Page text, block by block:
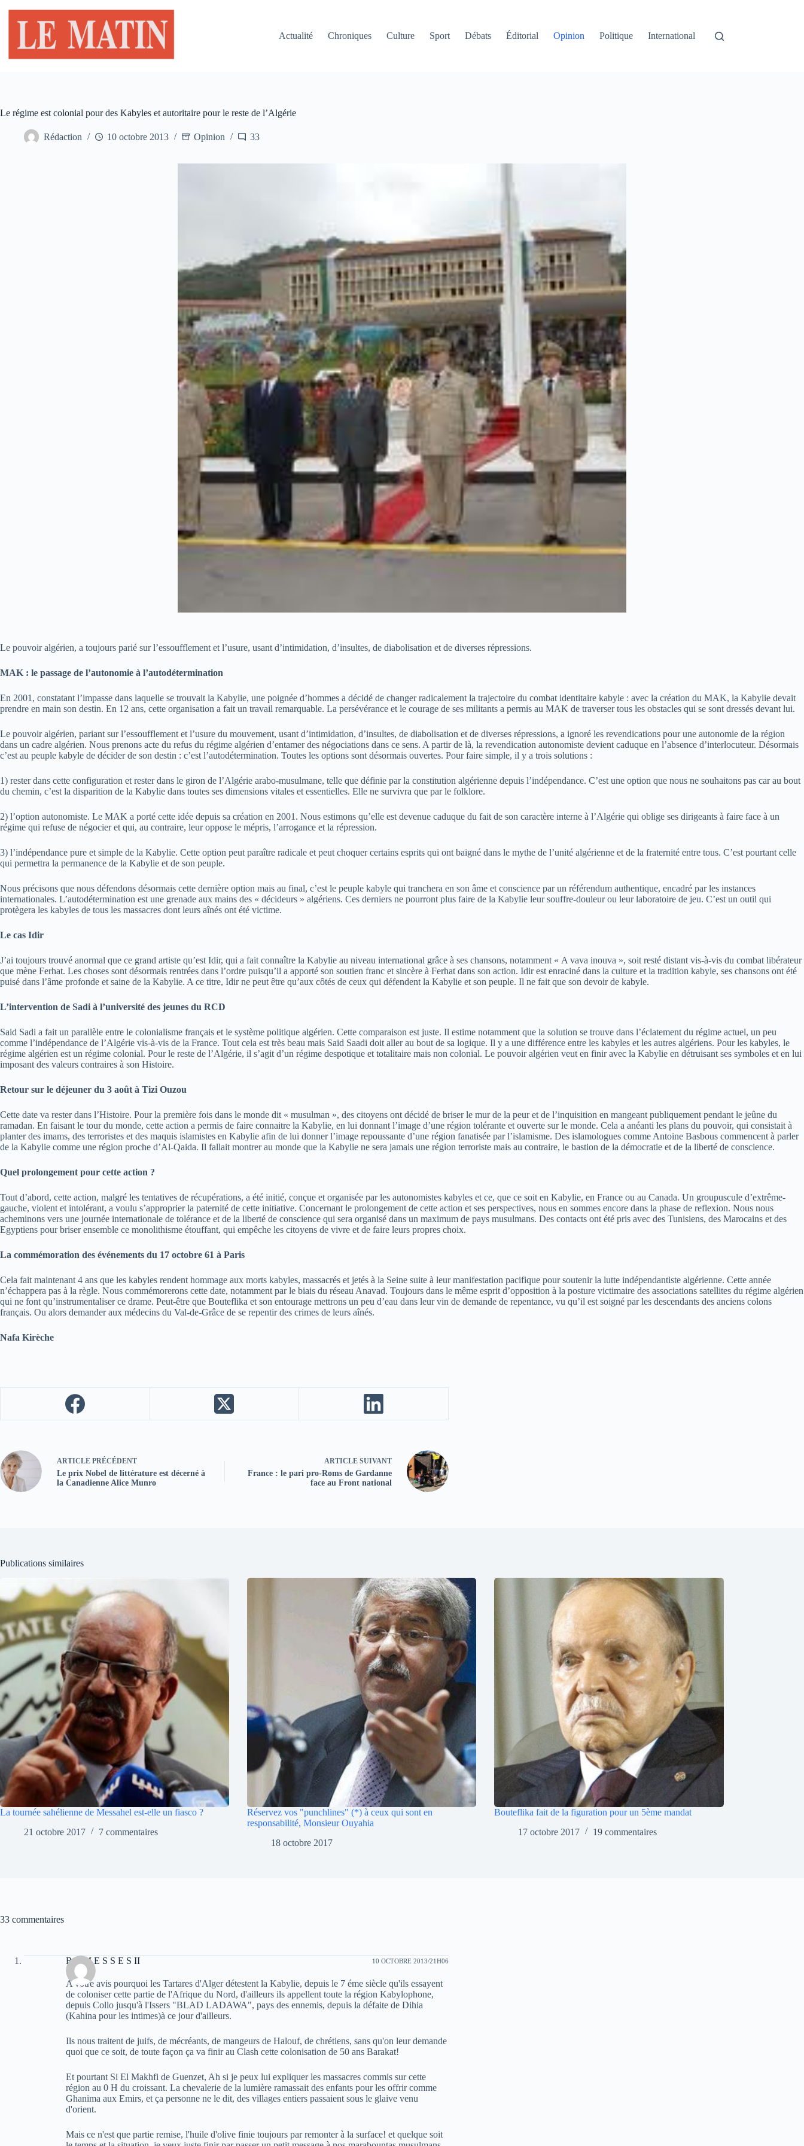
contenu
Actualité
Chroniques Culture Sport Débats Éditorial Opinion Politique International
Le régime est colonial pour des Kabyles et autoritaire pour le reste de l’Algérie
Rédaction 10 octobre 2013 Opinion 33
Le pouvoir algérien, a toujours parié sur l’essoufflement et l’usure, usant d’intimidation, d’insultes, de diabolisation et de diverses répressions.
MAK : le passage de l’autonomie à l’autodétermination
En 2001, constatant l’impasse dans laquelle se trouvait la Kabylie, une poignée d’hommes a décidé de changer radicalement la trajectoire du combat identitaire kabyle : avec la création du MAK, la Kabylie devait
prendre en main son destin. En 12 ans, cette organisation a fait un travail remarquable. La persévérance et le courage de ses militants a permis au MAK de traverser tous les obstacles qui se sont dressés devant lui.
Le pouvoir algérien, pariant sur l’essoufflement et l’usure du mouvement, usant d’intimidation, d’insultes, de diabolisation et de diverses répressions, a ignoré les revendications pour une autonomie de la région
dans un cadre algérien. Nous prenons acte du refus du régime algérien d’entamer des négociations dans ce sens. A partir de là, la revendication autonomiste devient caduque en l’absence d’interlocuteur. Désormais
c’est au peuple kabyle de décider de son destin : c’est l’autodétermination. Toutes les options sont désormais ouvertes. Pour faire simple, il y a trois solutions :
1) rester dans cette configuration et rester dans le giron de l’Algérie arabo-musulmane, telle que définie par la constitution algérienne depuis l’indépendance. C’est une option que nous ne souhaitons pas car au bout
du chemin, c’est la disparition de la Kabylie dans toutes ses dimensions vitales et essentielles. Elle ne survivra que par le folklore.
2) l’option autonomiste. Le MAK a porté cette idée depuis sa création en 2001. Nous estimons qu’elle est devenue caduque du fait de son caractère interne à l’Algérie qui oblige ses dirigeants à faire face à un
régime qui refuse de négocier et qui, au contraire, leur oppose le mépris, l’arrogance et la répression.
3) l’indépendance pure et simple de la Kabylie. Cette option peut paraître radicale et peut choquer certains esprits qui ont baigné dans le mythe de l’unité algérienne et de la fraternité entre tous. C’est pourtant celle
qui permettra la permanence de la Kabylie et de son peuple.
Nous précisons que nous défendons désormais cette dernière option mais au final, c’est le peuple kabyle qui tranchera en son âme et conscience par un référendum authentique, encadré par les instances
internationales. L’autodétermination est une grenade aux mains des « décideurs » algériens. Ces derniers ne pourront plus faire de la Kabylie leur souffre-douleur ou leur laboratoire de jeu. C’est un outil qui
protègera les kabyles de tous les massacres dont leurs aînés ont été victime.
Le cas Idir
J’ai toujours trouvé anormal que ce grand artiste qu’est Idir, qui a fait connaître la Kabylie au niveau international grâce à ses chansons, notamment « A vava inouva », soit resté distant vis-à-vis du combat libérateur
que mène Ferhat. Les choses sont désormais rentrées dans l’ordre puisqu’il a apporté son soutien franc et sincère à Ferhat dans son action. Idir est enraciné dans la culture et la tradition kabyle, ses chansons ont été
puisé dans l’âme profonde et saine de la Kabylie. A ce titre, Idir ne peut être qu’aux côtés de ceux qui défendent la Kabylie et son peuple. Il ne fait que son devoir de kabyle.
L’intervention de Sadi à l’université des jeunes du RCD
Said Sadi a fait un parallèle entre le colonialisme français et le système politique algérien. Cette comparaison est juste. Il estime notamment que la solution se trouve dans l’éclatement du régime actuel, un peu
comme l’indépendance de l’Algérie vis-à-vis de la France. Tout cela est très beau mais Said Saadi doit aller au bout de sa logique. Il y a une différence entre les kabyles et les autres algériens. Pour les kabyles, le
régime algérien est un régime colonial. Pour le reste de l’Algérie, il s’agit d’un régime despotique et totalitaire mais non colonial. Le pouvoir algérien veut en finir avec la Kabylie en détruisant ses symboles et en lui
imposant des valeurs contraires à son Histoire.
Retour sur le déjeuner du 3 août à Tizi Ouzou
Cette date va rester dans l’Histoire. Pour la première fois dans le monde dit « musulman », des citoyens ont décidé de briser le mur de la peur et de l’inquisition en mangeant publiquement pendant le jeûne du
ramadan. En faisant le tour du monde, cette action a permis de faire connaitre la Kabylie, en lui donnant l’image d’une région tolérante et ouverte sur le monde. Cela a anéanti les plans du pouvoir, qui consistait à
planter des imams, des terroristes et des maquis islamistes en Kabylie afin de lui donner l’image repoussante d’une région fanatisée par l’islamisme. Des islamologues comme Antoine Basbous commencent à parler
de la Kabylie comme une région proche d’Al-Qaida. Il fallait montrer au monde que la Kabylie ne sera jamais une région terroriste mais au contraire, le bastion de la démocratie et de la liberté de conscience.
Quel prolongement pour cette action ?
Tout d’abord, cette action, malgré les tentatives de récupérations, a été initié, conçue et organisée par les autonomistes kabyles et ce, que ce soit en Kabylie, en France ou au Canada. Un groupuscule d’extrême-
gauche, violent et intolérant, a voulu s’approprier la paternité de cette initiative. Concernant le prolongement de cette action et ses perspectives, nous en sommes encore dans la phase de reflexion. Nous nous
acheminons vers une journée internationale de tolérance et de la liberté de conscience qui sera organisé dans un maximum de pays musulmans. Des contacts ont été pris avec des Tunisiens, des Marocains et des
Egyptiens pour briser ensemble ce monolithisme étouffant, qui empêche les citoyens de vivre et de faire leurs propres choix.
La commémoration des événements du 17 octobre 61 à Paris
Cela fait maintenant 4 ans que les kabyles rendent hommage aux morts kabyles, massacrés et jetés à la Seine suite à leur manifestation pacifique pour soutenir la lutte indépendantiste algérienne. Cette année
n’échappera pas à la règle. Nous commémorerons cette date, notamment par le biais du réseau Anavad. Toujours dans le même esprit d’opposition à la posture victimaire des associations satellites du régime algérien
qui ne font qu’instrumentaliser ce drame. Peut-être que Bouteflika et son entourage mettrons un peu d’eau dans leur vin de demande de repentance, vu qu’il est soigné par les descendants des anciens colons
français. Ou alors demander aux médecins du Val-de-Grâce de se repentir des crimes de leurs aînés.
Nafa Kirèche
ARTICLE PRÉCÉDENT
Le prix Nobel de littérature est décerné à
la Canadienne Alice Munro
ARTICLE SUIVANT
France : le pari pro-Roms de Gardanne
face au Front national
Publications similaires
La tournée sahélienne de Messahel est-elle un fiasco ?
21 octobre 2017
7 commentaires
Réservez vos "punchlines" (*) à ceux qui sont en
responsabilité, Monsieur Ouyahia
18 octobre 2017
Bouteflika fait de la figuration pour un 5ème mandat
17 octobre 2017
19 commentaires
33 commentaires
R A M E S S E S II 10 OCTOBRE 2013/21H06
A votre avis pourquoi les Tartares d'Alger détestent la Kabylie, depuis le 7 éme siècle qu'ils essayent
de coloniser cette partie de l'Afrique du Nord, d'ailleurs ils appellent toute la région Kabylophone,
depuis Collo jusqu'à l'Issers "BLAD LADAWA", pays des ennemis, depuis la défaite de Dihia
(Kahina pour les intimes)à ce jour d'ailleurs.
Ils nous traitent de juifs, de mécréants, de mangeurs de Halouf, de chrétiens, sans qu'on leur demande
quoi que ce soit, de toute façon ça va finir au Clash cette colonisation de 50 ans Barakat!
Et pourtant Si El Makhfi de Guenzet, Ah si je peux lui expliquer les massacres commis sur cette
région au 0 H du croissant. La chevalerie de la lumière ramassait des enfants pour les offrir comme
Ghanima aux Emirs, et ça personne ne le dit, des villages entiers passaient sous le glaive venu
d'orient.
Mais ce n'est que partie remise, l'huile d'olive finie toujours par remonter à la surface! et quelque soit